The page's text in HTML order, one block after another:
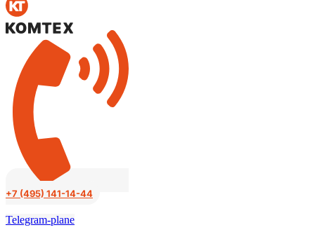
к
содержимому
+7 (495) 141-14-44
Telegram-plane